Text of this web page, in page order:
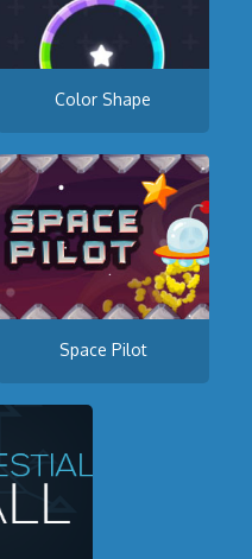
Color Shape
Space Pilot